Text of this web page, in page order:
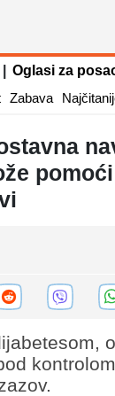
Oglasi za
Zabava